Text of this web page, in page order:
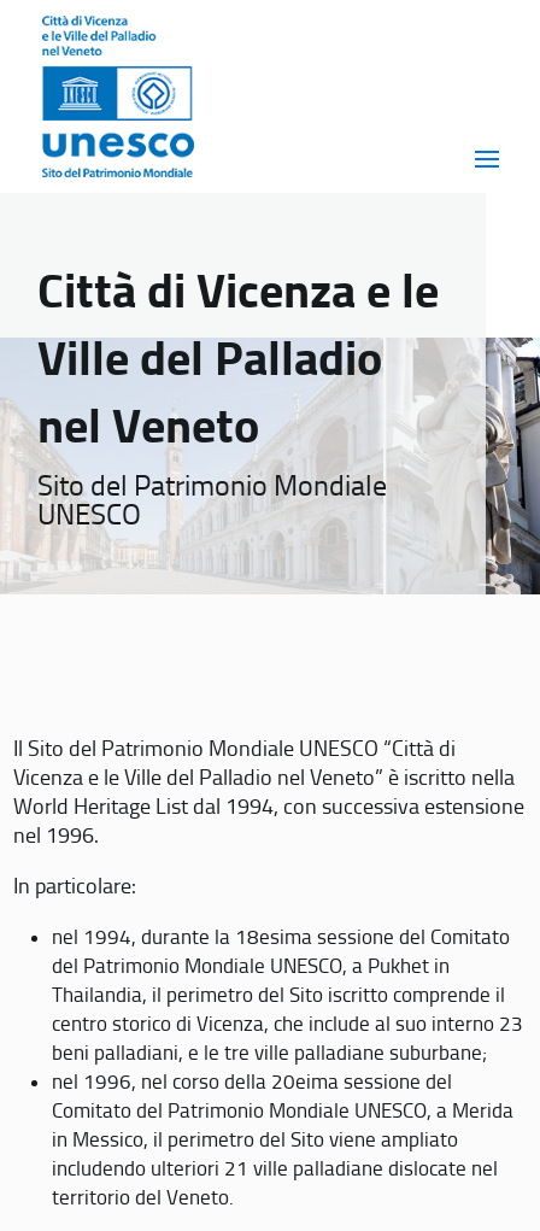
Città di Vicenza e le
Ville del Palladio
nel Veneto
Sito del Patrimonio Mondiale
UNESCO
Il Sito del Patrimonio Mondiale UNESCO “Città di
Vicenza e le Ville del Palladio nel Veneto” è iscritto nella
World Heritage List dal 1994, con successiva estensione
nel 1996.
In particolare:
nel 1994, durante la 18esima sessione del Comitato
del Patrimonio Mondiale UNESCO, a Pukhet in
Thailandia, il perimetro del Sito iscritto comprende il
centro storico di Vicenza, che include al suo interno 23
beni palladiani, e le tre ville palladiane suburbane;
nel 1996, nel corso della 20eima sessione del
Comitato del Patrimonio Mondiale UNESCO, a Merida
in Messico, il perimetro del Sito viene ampliato
includendo ulteriori 21 ville palladiane dislocate nel
territorio del Veneto.